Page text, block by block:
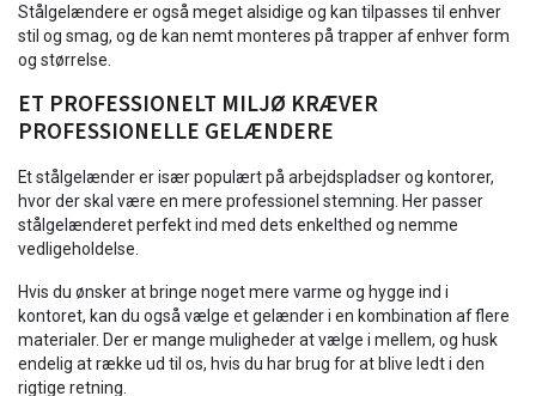
Stålgelændere er også meget alsidige og kan tilpasses til enhver
stil og smag, og de kan nemt monteres på trapper af enhver form
og størrelse.
ET PROFESSIONELT MILJØ KRÆVER
PROFESSIONELLE GELÆNDERE
Et stålgelænder er især populært på arbejdspladser og kontorer,
hvor der skal være en mere professionel stemning. Her passer
stålgelænderet perfekt ind med dets enkelthed og nemme
vedligeholdelse.
Hvis du ønsker at bringe noget mere varme og hygge ind i
kontoret, kan du også vælge et gelænder i en kombination af flere
materialer. Der er mange muligheder at vælge i mellem, og husk
endelig at række ud til os, hvis du har brug for at blive ledt i den
rigtige retning.